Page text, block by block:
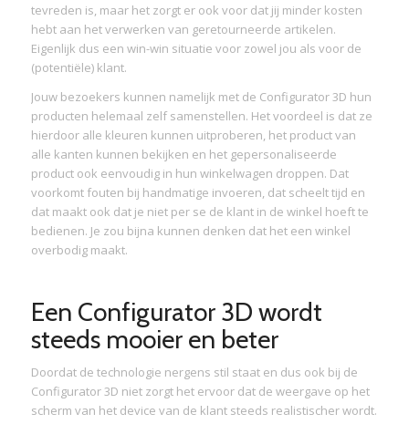
tevreden is, maar het zorgt er ook voor dat jij minder kosten
hebt aan het verwerken van geretourneerde artikelen.
Eigenlijk dus een win-win situatie voor zowel jou als voor de
(potentiële) klant.
Jouw bezoekers kunnen namelijk met de Configurator 3D hun
producten helemaal zelf samenstellen. Het voordeel is dat ze
hierdoor alle kleuren kunnen uitproberen, het product van
alle kanten kunnen bekijken en het gepersonaliseerde
product ook eenvoudig in hun winkelwagen droppen. Dat
voorkomt fouten bij handmatige invoeren, dat scheelt tijd en
dat maakt ook dat je niet per se de klant in de winkel hoeft te
bedienen. Je zou bijna kunnen denken dat het een winkel
overbodig maakt.
Een Configurator 3D wordt
steeds mooier en beter
Doordat de technologie nergens stil staat en dus ook bij de
Configurator 3D niet zorgt het ervoor dat de weergave op het
scherm van het device van de klant steeds realistischer wordt.